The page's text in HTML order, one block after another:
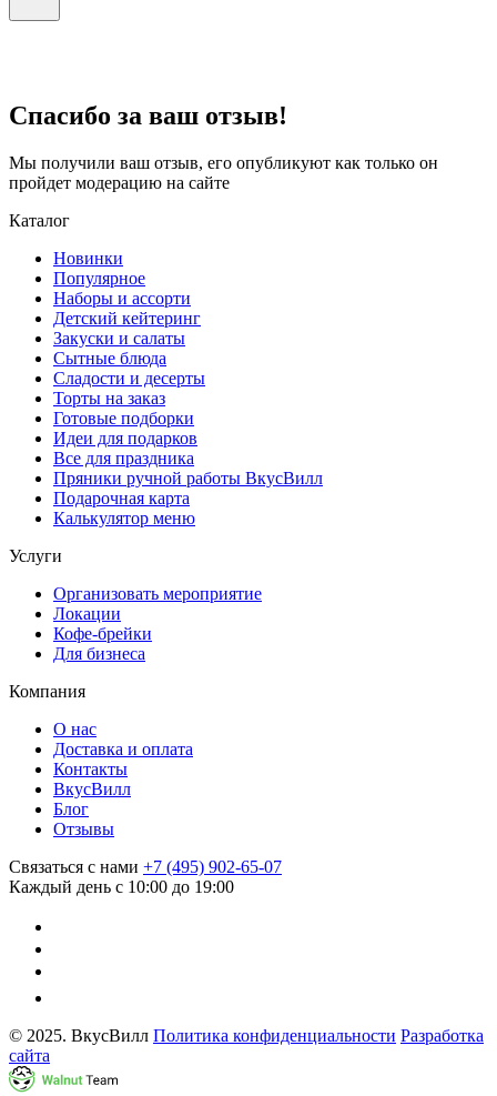
Спасибо за ваш отзыв!
Мы получили ваш отзыв, его опубликуют как только он
пройдет модерацию на сайте
Каталог
Новинки
Популярное
Наборы и ассорти
Детский кейтеринг
Закуски и салаты
Сытные блюда
Сладости и десерты
Торты на заказ
Готовые подборки
Идеи для подарков
Все для праздника
Пряники ручной работы ВкусВилл
Подарочная карта
Калькулятор меню
Услуги
Организовать мероприятие
Локации
Кофе-брейки
Для бизнеса
Компания
О нас
Доставка и оплата
Контакты
ВкусВилл
Блог
Отзывы
Связаться с нами +7 (495) 902-65-07
Каждый день с 10:00 до 19:00
© 2025. ВкусВилл Политика конфиденциальности Разработка
сайта